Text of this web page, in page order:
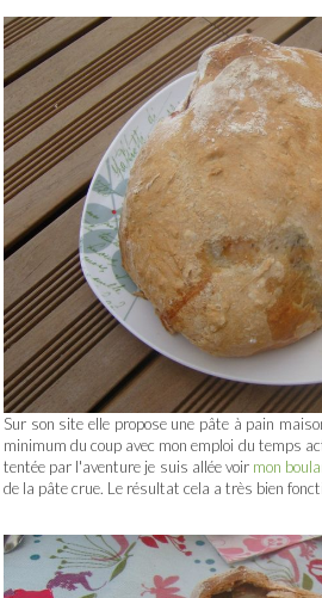
Sur son site elle propose une pâte à pain
minimum du coup avec mon emploi du temps
tentée par l'aventure je suis allée voir mon
de la pâte crue. Le résultat cela a très bien